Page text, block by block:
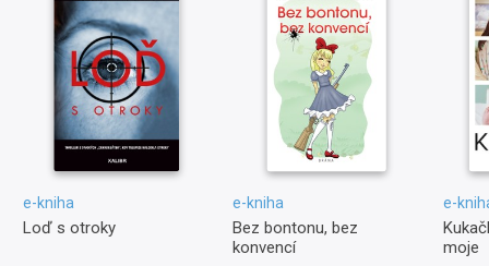
e-kniha
Loď s otroky
e-kniha
Bez bontonu, bez
konvencí
e-
moje